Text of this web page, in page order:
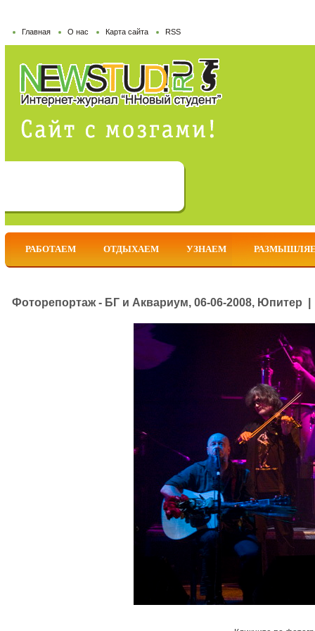
Главная О нас Карта сайта RSS
РАБОТАЕМ ОТДЫХАЕМ УЗНАЕМ
Фоторепортаж - БГ и Аквариум, 06-06-2008, Юпитер